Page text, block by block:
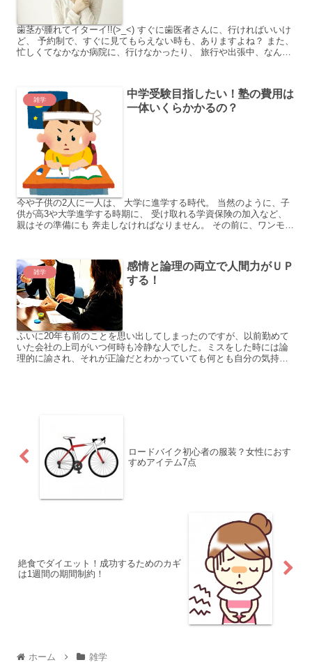
歯茎が腫れてイターイ!!(>_<) すぐに歯医者さんに、行ければいいけ
ど、 予約制で、すぐに見てもらえない時も、ありますよね？ また、
忙しくてなかなか病院に、行けなかったり、 旅行や出張中、なんて
雑学
中学受験目指したい！塾の費用は
一体いくらかかるの？
今や子供の2人に一人は、 大学に進学する時代。 当然のように、子
供が高3や大学進学する時期に、 受け取れる学資保険の加入など、
親はその準備にも 奔走しなければなりません。 その前に、ワンモア
雑学
感情と論理の両立で人間力がＵＰ
する！
ふいに20年も前のことを思い出してしまったのですが、以前勤めて
いた会社の上司がいつ何時も冷静な人でした。ミスをした時には論
理的に諭され、それが正論だとわかっていても何とも自分の気持ち
ロードバイク初心者の服装？女性におす
すめアイテム7点
絶食でダイエット！成功するためのカギ
は1週間の期間制約！
ホーム 雑学